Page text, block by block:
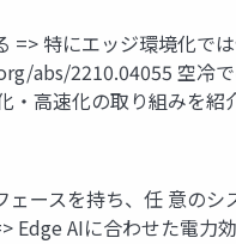
特にエッジ環境化で
abs/2210.04055 空冷
高速化の取り組みを紹
スを持ち、任 意のシ
AIに合わせた電力